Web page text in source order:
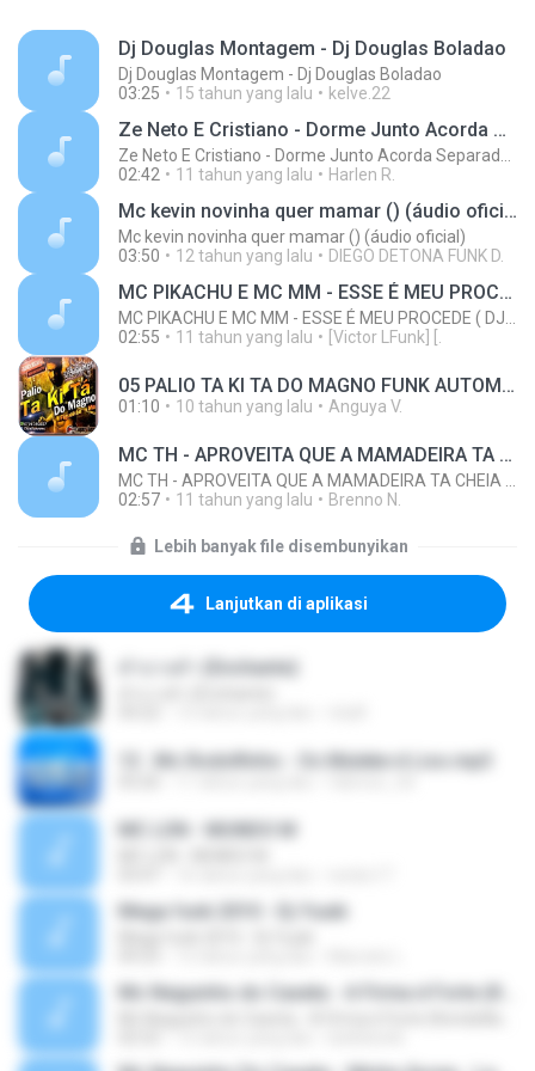
Dj Douglas Montagem - Dj Douglas Boladao
Dj Douglas Montagem - Dj Douglas Boladao
03:25
15 tahun yang lalu kelve.22
Ze Neto E Cristiano - Dorme Junto Acorda Separado - Top 20 Sertanejas de 2015
02:42
11 tahun yang lalu Harlen R.
Mc kevin novinha quer mamar () (áudio oficial)
Mc kevin novinha quer mamar () (áudio oficial)
03:50
12 tahun yang lalu DIEGO DETONA FUNK D.
MC PIKACHU E MC MM - ESSE É MEU PROCEDE ( DJ CARLINHOS DA S.R )
02:55
11 tahun yang lalu [Victor LFunk] [.
05 PALIO TA KI TA DO MAGNO FUNK AUTOMOTIVO VOLUME 01.mp3
01:10 10 tahun yang lalu Anguya V.
MC TH - APROVEITA QUE A MAMADEIRA TA CHEIA (LANÇAMENTO OFICIAL 2015)
02:57
11 tahun yang lalu Brenno N.
Lebih banyak file disembunyikan
Lanjutkan di aplikasi
คำบางคำ (Enchante)
13 . Mc Rodolfinho - Os Muleke é Liso.mp3
MC LON - MUNDO M
Mega funk 2010 - Dj Yuuki